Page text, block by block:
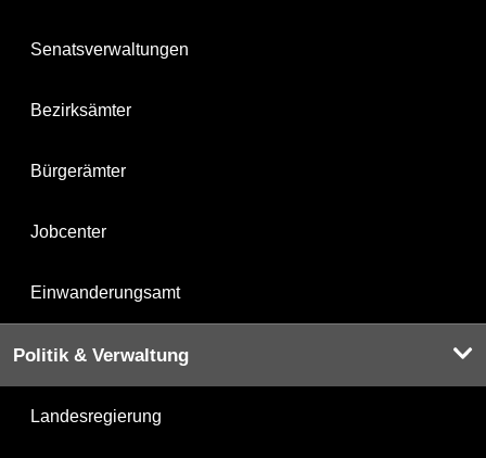
Senatsverwaltungen
Bezirksämter
Bürgerämter
Jobcenter
Einwanderungsamt
Politik & Verwaltung
Landesregierung